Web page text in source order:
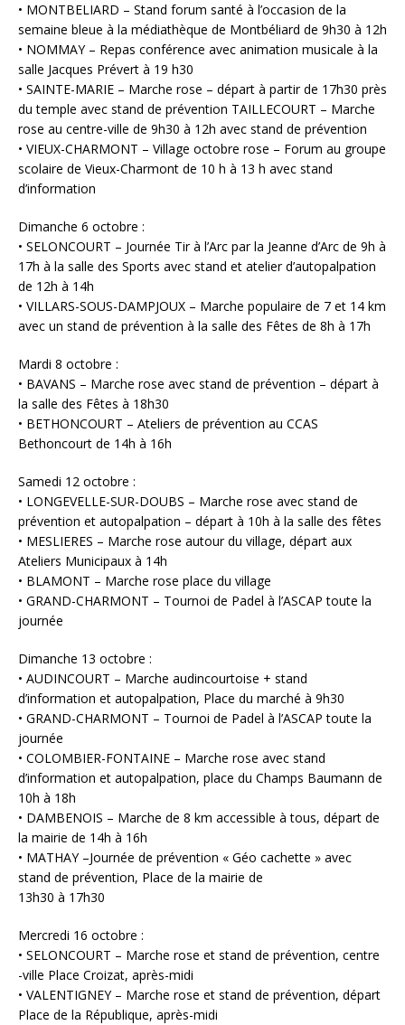
• MONTBELIARD – Stand forum santé à l’occasion de la
semaine bleue à la médiathèque de Montbéliard de 9h30 à 12h
• NOMMAY – Repas conférence avec animation musicale à la
salle Jacques Prévert à 19 h30
• SAINTE-MARIE – Marche rose – départ à partir de 17h30 près
du temple avec stand de prévention TAILLECOURT – Marche
rose au centre-ville de 9h30 à 12h avec stand de prévention
• VIEUX-CHARMONT – Village octobre rose – Forum au groupe
scolaire de Vieux-Charmont de 10 h à 13 h avec stand
d’information
Dimanche 6 octobre :
• SELONCOURT – Journée Tir à l’Arc par la Jeanne d’Arc de 9h à
17h à la salle des Sports avec stand et atelier d’autopalpation
de 12h à 14h
• VILLARS-SOUS-DAMPJOUX – Marche populaire de 7 et 14 km
avec un stand de prévention à la salle des Fêtes de 8h à 17h
Mardi 8 octobre :
• BAVANS – Marche rose avec stand de prévention – départ à
la salle des Fêtes à 18h30
• BETHONCOURT – Ateliers de prévention au CCAS
Bethoncourt de 14h à 16h
Samedi 12 octobre :
• LONGEVELLE-SUR-DOUBS – Marche rose avec stand de
prévention et autopalpation – départ à 10h à la salle des fêtes
• MESLIERES – Marche rose autour du village, départ aux
Ateliers Municipaux à 14h
• BLAMONT – Marche rose place du village
• GRAND-CHARMONT – Tournoi de Padel à l’ASCAP toute la
journée
Dimanche 13 octobre :
• AUDINCOURT – Marche audincourtoise + stand
d’information et autopalpation, Place du marché à 9h30
• GRAND-CHARMONT – Tournoi de Padel à l’ASCAP toute la
journée
• COLOMBIER-FONTAINE – Marche rose avec stand
d’information et autopalpation, place du Champs Baumann de
10h à 18h
• DAMBENOIS – Marche de 8 km accessible à tous, départ de
la mairie de 14h à 16h
• MATHAY –Journée de prévention « Géo cachette » avec
stand de prévention, Place de la mairie de
13h30 à 17h30
Mercredi 16 octobre :
• SELONCOURT – Marche rose et stand de prévention, centre
-ville Place Croizat, après-midi
• VALENTIGNEY – Marche rose et stand de prévention, départ
Place de la République, après-midi